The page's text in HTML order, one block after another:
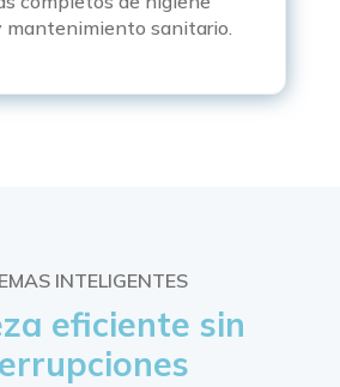
mantenimiento sanitario.
INTELIGENTES
eficiente sin